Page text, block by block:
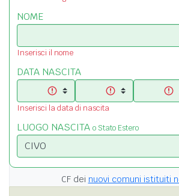
NOME
Inserisci il nome
DATA NASCITA
Inserisci la data di nascita
LUOGO NASCITA o Stato Estero
CF dei nuovi comuni istituiti